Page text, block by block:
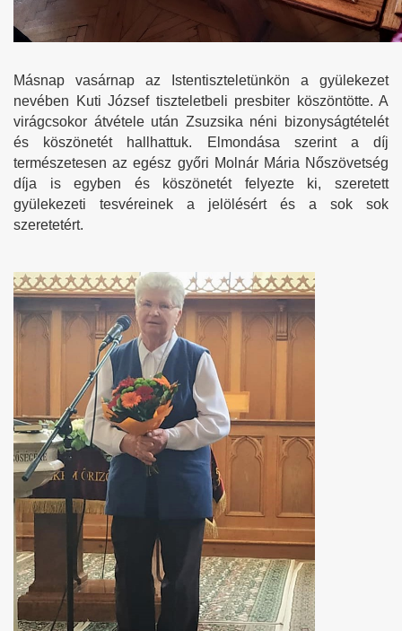
Másnap vasárnap az Istentiszteletünkön a gyülekezet
nevében Kuti József tiszteletbeli presbiter köszöntötte. A
virágcsokor átvétele után Zsuzsika néni bizonyságtételét
és köszönetét hallhattuk. Elmondása szerint a díj
természetesen az egész győri Molnár Mária Nőszövetség
díja is egyben és köszönetét felyezte ki, szeretett
gyülekezeti tesvéreinek a jelölésért és a sok sok
szeretetért.